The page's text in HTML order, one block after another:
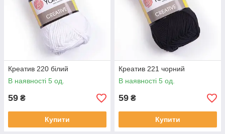
Креатив 220 білий
В наявності 5 од.
59 ₴
Купити
Креатив 221 чорний
В наявності 5 од.
59 ₴
Купити